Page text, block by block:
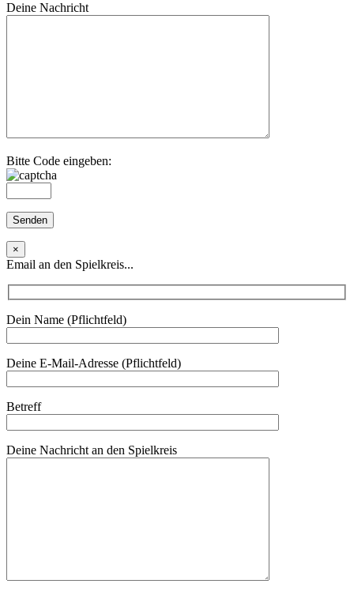
Deine Nachricht
Bitte Code eingeben:
×
Email an den Spielkreis...
Dein Name (Pflichtfeld)
Deine E-Mail-Adresse (Pflichtfeld)
Betreff
Deine Nachricht an den Spielkreis